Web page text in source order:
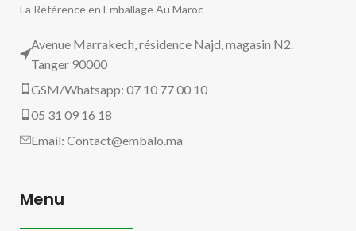
La Référence en Emballage Au Maroc
Avenue Marrakech, résidence Najd, magasin N2.
Tanger 90000
GSM/Whatsapp: 07 10 77 00 10
05 31 09 16 18
Email:Contact@embalo.ma
Menu